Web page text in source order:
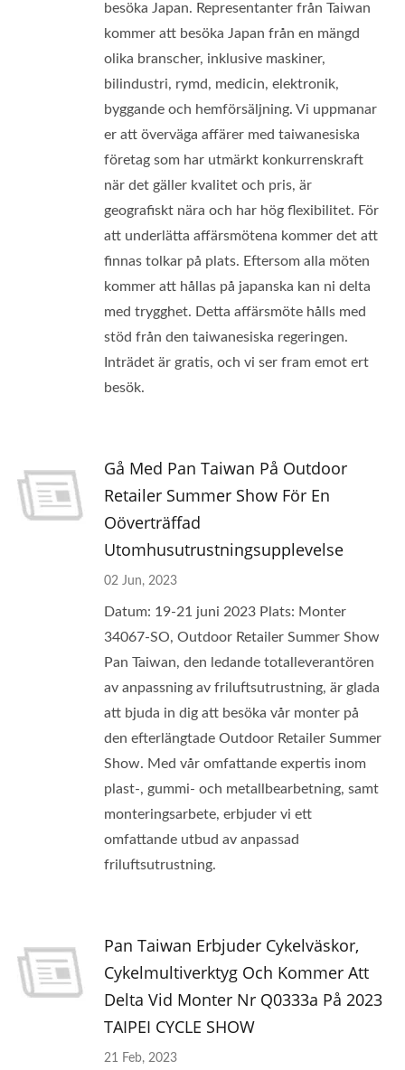
besöka Japan. Representanter från Taiwan
kommer att besöka Japan från en mängd
olika branscher, inklusive maskiner,
bilindustri, rymd, medicin, elektronik,
byggande och hemförsäljning. Vi uppmanar
er att överväga affärer med taiwanesiska
företag som har utmärkt konkurrenskraft
när det gäller kvalitet och pris, är
geografiskt nära och har hög flexibilitet. För
att underlätta affärsmötena kommer det att
finnas tolkar på plats. Eftersom alla möten
kommer att hållas på japanska kan ni delta
med trygghet. Detta affärsmöte hålls med
stöd från den taiwanesiska regeringen.
Inträdet är gratis, och vi ser fram emot ert
besök.
Gå Med Pan Taiwan På Outdoor
Retailer Summer Show För En
Oöverträffad
Utomhusutrustningsupplevelse
02 Jun, 2023
Datum: 19-21 juni 2023 Plats: Monter
34067-SO, Outdoor Retailer Summer Show
Pan Taiwan, den ledande totalleverantören
av anpassning av friluftsutrustning, är glada
att bjuda in dig att besöka vår monter på
den efterlängtade Outdoor Retailer Summer
Show. Med vår omfattande expertis inom
plast-, gummi- och metallbearbetning, samt
monteringsarbete, erbjuder vi ett
omfattande utbud av anpassad
friluftsutrustning.
Pan Taiwan Erbjuder Cykelväskor,
Cykelmultiverktyg Och Kommer Att
Delta Vid Monter Nr Q0333a På 2023
TAIPEI CYCLE SHOW
21 Feb, 2023